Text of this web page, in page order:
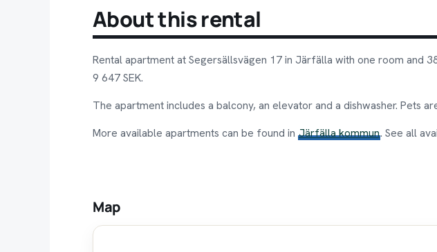
About this rental
Rental apartment at Segersällsvägen 17 in Järfälla with one room and
9 647 SEK.
The apartment includes a balcony, an elevator and a dishwasher. Pets
More available apartments can be found in Järfälla kommun. See all
Map